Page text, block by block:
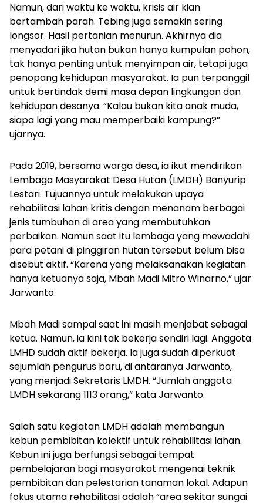
Namun, dari waktu ke waktu, krisis air kian
bertambah parah. Tebing juga semakin sering
longsor. Hasil pertanian menurun. Akhirnya dia
menyadari jika hutan bukan hanya kumpulan pohon,
tak hanya penting untuk menyimpan air, tetapi juga
penopang kehidupan masyarakat. Ia pun terpanggil
untuk bertindak demi masa depan lingkungan dan
kehidupan desanya. “Kalau bukan kita anak muda,
siapa lagi yang mau memperbaiki kampung?”
ujarnya.
Pada 2019, bersama warga desa, ia ikut mendirikan
Lembaga Masyarakat Desa Hutan (LMDH) Banyurip
Lestari. Tujuannya untuk melakukan upaya
rehabilitasi lahan kritis dengan menanam berbagai
jenis tumbuhan di area yang membutuhkan
perbaikan. Namun saat itu lembaga yang mewadahi
para petani di pinggiran hutan tersebut belum bisa
disebut aktif. “Karena yang melaksanakan kegiatan
hanya ketuanya saja, Mbah Madi Mitro Winarno,” ujar
Jarwanto.
Mbah Madi sampai saat ini masih menjabat sebagai
ketua. Namun, ia kini tak bekerja sendiri lagi. Anggota
LMHD sudah aktif bekerja. Ia juga sudah diperkuat
sejumlah pengurus baru, di antaranya Jarwanto,
yang menjadi Sekretaris LMDH. “Jumlah anggota
LMDH sekarang 1113 orang,” kata Jarwanto.
Salah satu kegiatan LMDH adalah membangun
kebun pembibitan kolektif untuk rehabilitasi lahan.
Kebun ini juga berfungsi sebagai tempat
pembelajaran bagi masyarakat mengenai teknik
pembibitan dan pelestarian tanaman lokal. Adapun
fokus utama rehabilitasi adalah “area sekitar sungai